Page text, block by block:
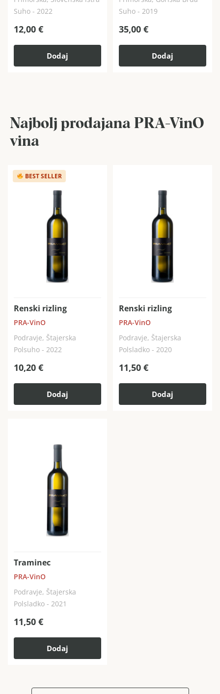
Suho - 2022
12,00 €
Dodaj
Suho - 2019
35,00 €
Dodaj
Najbolj prodajana PRA-VinO
vina
BEST SELLER
Renski rizling
PRA-VinO
Podravje, Štajerska
Polsuho - 2022
10,20 €
Dodaj
Renski rizling
PRA-VinO
Podravje, Štajerska
Polsladko - 2020
11,50 €
Dodaj
Traminec
PRA-VinO
Podravje, Štajerska
Polsladko - 2021
11,50 €
Dodaj